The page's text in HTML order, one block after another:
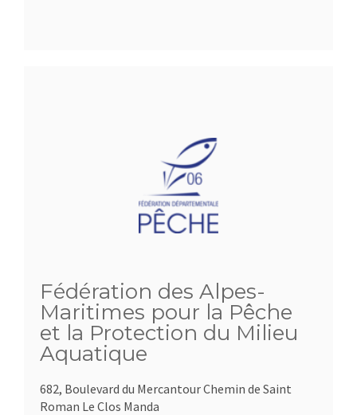
Fédération des Alpes-
Maritimes pour la Pêche
et la Protection du Milieu
Aquatique
682, Boulevard du Mercantour Chemin de Saint
Roman Le Clos Manda